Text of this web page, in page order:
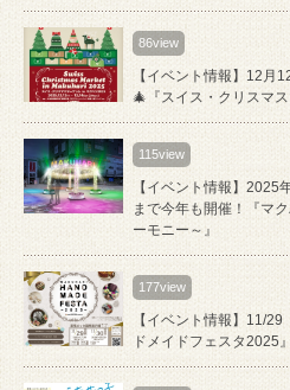
86view
【イベント情報】12月
🎄『スイス・クリスマ
115view
【イベント情報】2025
まで今年も開催！『マ
ーモニー～』
177view
【イベント情報】11/
ドメイドフェスタ2025